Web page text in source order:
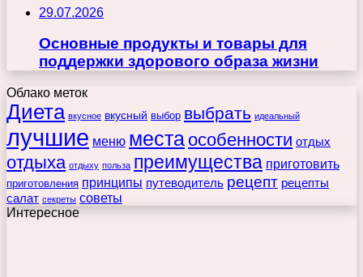
29.07.2026
Основные продукты и товары для
поддержки здорового образа жизни
Облако меток
Диета вкусное вкусный выбор выбрать идеальный
лучшие меню места особенности отдых
отдыха отдыху польза преимущества приготовить
приготовления принципы путеводитель рецепт рецепты
салат секреты советы
Интересное